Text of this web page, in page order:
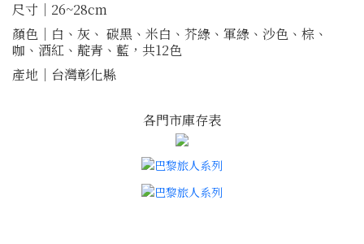
尺寸｜26~28cm
顏色｜白、灰、 碳黑、米白、芥綠、軍綠、沙色、棕、
咖、酒紅、靛青、藍，共12色
產地｜台灣彰化縣
各門市庫存表